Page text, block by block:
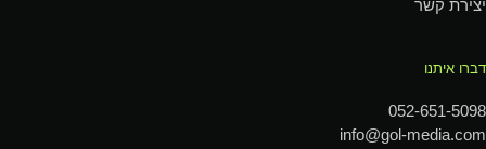
יצירת קשר
דברו איתנו
052-651-5098
info@gol-media.com